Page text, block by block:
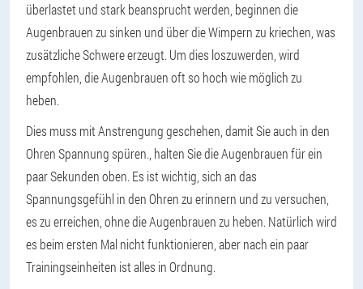
überlastet und stark beansprucht werden, beginnen die
Augenbrauen zu sinken und über die Wimpern zu kriechen, was
zusätzliche Schwere erzeugt. Um dies loszuwerden, wird
empfohlen, die Augenbrauen oft so hoch wie möglich zu
heben.
Dies muss mit Anstrengung geschehen, damit Sie auch in den
Ohren Spannung spüren. , halten Sie die Augenbrauen für ein
paar Sekunden oben. Es ist wichtig, sich an das
Spannungsgefühl in den Ohren zu erinnern und zu versuchen,
es zu erreichen, ohne die Augenbrauen zu heben. Natürlich wird
es beim ersten Mal nicht funktionieren, aber nach ein paar
Trainingseinheiten ist alles in Ordnung.